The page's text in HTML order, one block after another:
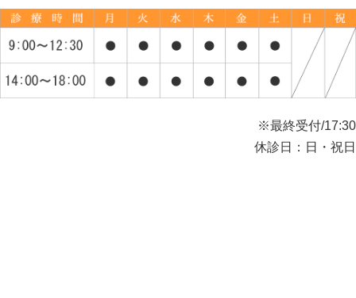
※最終受付/17:30
休診日：日・祝日